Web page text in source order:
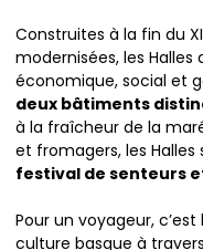
Construites à la fin du
modernisées, les
économique, social et
deux bâtiments
à la fraîcheur de la
et fromagers, les Halles
festival de senteurs
Pour un voyageur,
culture basque à